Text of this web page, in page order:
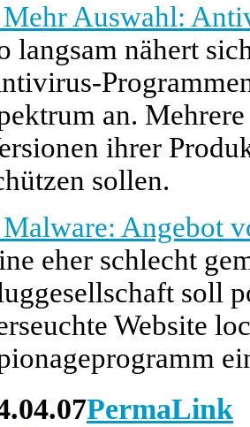
Mehr Auswahl:
langsam nähert
an.
ihrer
sollen.
Malware: Angebot
eher schlecht
soll
Website
PermaLink